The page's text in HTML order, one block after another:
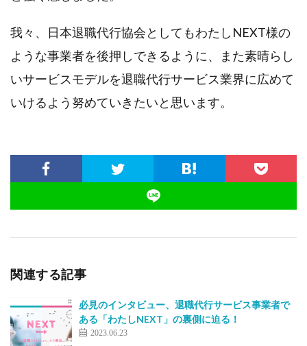
我々、日本退職代行協会としてもわたしNEXT様の
ような事業者を後押しできるように、また素晴らし
いサービスモデルを退職代行サービス業界に広めて
いけるよう努めていきたいと思います。
関連する記事
必見のインタビュー、退職代行サービス事業者で
ある「わたしNEXT」の裏側に迫る！
2023.06.23